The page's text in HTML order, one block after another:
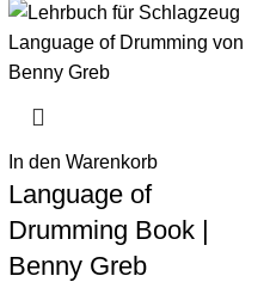
In den Warenkorb
Language of
Drumming Book |
Benny Greb